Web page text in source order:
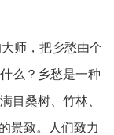
师，把乡愁由个
么？乡愁是一种
目桑树、竹林、
景致。人们致力